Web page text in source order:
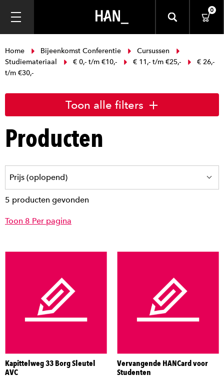
0
Home Bijeenkomst Conferentie
Cursussen
Studiemateriaal
€ 0,- t/m €10,- € 11,- t/m €25,-
€ 26,-
t/m €30,-
Toon alle filters
Producten
5 producten gevonden
Toon 8 Per pagina
Kapittelweg 33 Borg Sleutel
AVC
Vervangende HANCard voor
Studenten